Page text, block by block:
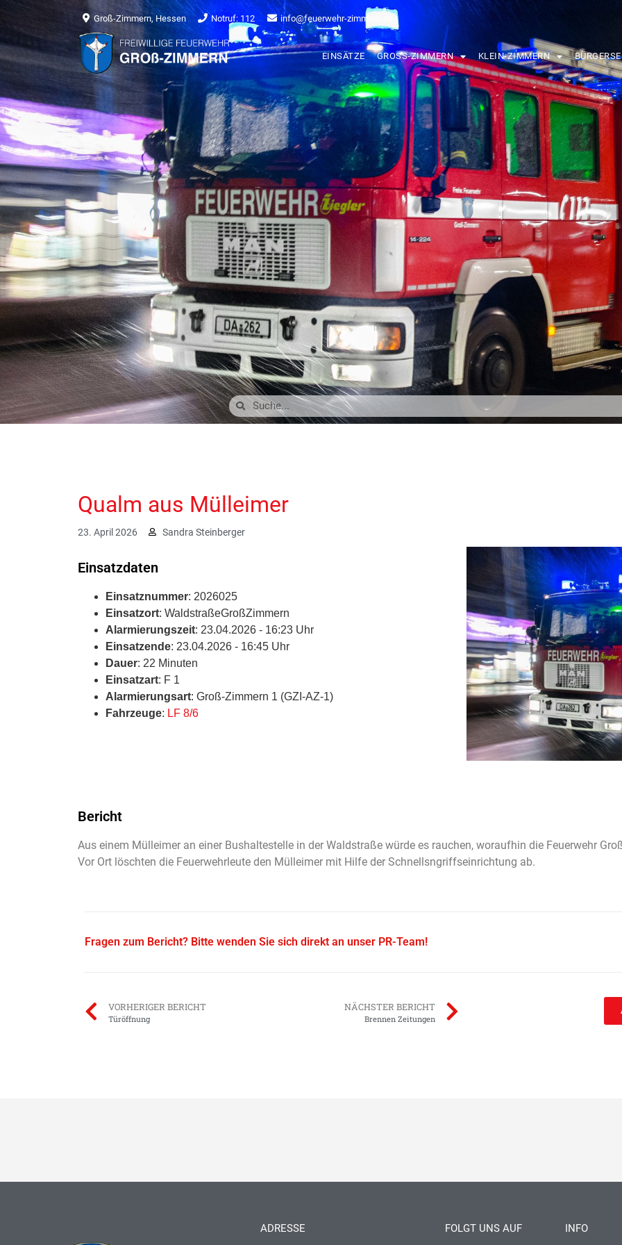
Groß-Zimmern, Hessen Notruf: 112 info@feuerwehr-zimmern.de
EINSÄTZE GROSS-ZIMMERN KLEIN-ZIMMERN
Qualm aus Mülleimer
23. April 2026 Sandra Steinberger
Einsatzdaten
Einsatznummer: 2026025
Einsatzort: WaldstraßeGroßZimmern
Alarmierungszeit: 23.04.2026 - 16:23 Uhr
Einsatzende: 23.04.2026 - 16:45 Uhr
Dauer: 22 Minuten
Einsatzart: F 1
Alarmierungsart: Groß-Zimmern 1 (GZI-AZ-1)
Fahrzeuge: LF 8/6
Bericht
Aus einem Mülleimer an einer Bushaltestelle in der Waldstraße würde es rauchen, woraufhin die Feuerwehr
Vor Ort löschten die Feuerwehrleute den Mülleimer mit Hilfe der Schnellsngriffseinrichtung ab.
Fragen zum Bericht? Bitte wenden Sie sich direkt an unser PR-Team!
VORHERIGER BERICHT
Türöffnung
NÄCHSTER BERICHT
Brennen Zeitungen
ADRESSE FOLGT UNS AUF INFO